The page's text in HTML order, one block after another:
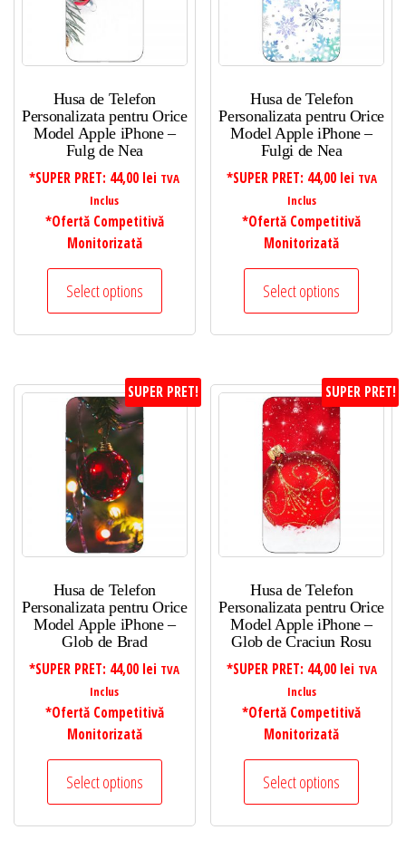
Husa de Telefon
Personalizata pentru Orice
Model Apple iPhone –
Fulg de Nea
*SUPER PRET: 44,00 lei TVA
Inclus
*Ofertă Competitivă
Monitorizată
Select options
Husa de Telefon
Personalizata pentru Orice
Model Apple iPhone –
Fulgi de Nea
*SUPER PRET: 44,00 lei TVA
Inclus
*Ofertă Competitivă
Monitorizată
Select options
SUPER PRET!
Husa de Telefon
Personalizata pentru Orice
Model Apple iPhone –
Glob de Brad
*SUPER PRET: 44,00 lei TVA
Inclus
*Ofertă Competitivă
Monitorizată
Select options
SUPER PRET!
Husa de Telefon
Personalizata pentru Orice
Model Apple iPhone –
Glob de Craciun Rosu
*SUPER PRET: 44,00 lei TVA
Inclus
*Ofertă Competitivă
Monitorizată
Select options